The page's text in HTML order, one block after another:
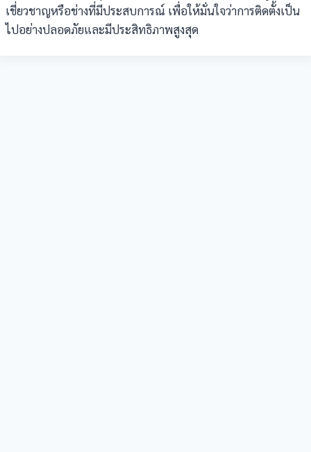
เชี่ยวชาญหรือช่างที่มีประสบการณ์ เพื่อให้มั่นใจว่าการติดตั้งเป็น
ไปอย่างปลอดภัยและมีประสิทธิภาพสูงสุด